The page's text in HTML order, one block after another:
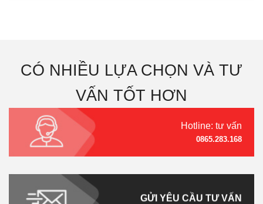
CÓ NHIỀU LỰA CHỌN VÀ TƯ
VẤN TỐT HƠN
Hotline: tư vấn
0865.283.168
GỬI YÊU CẦU TƯ VẤN